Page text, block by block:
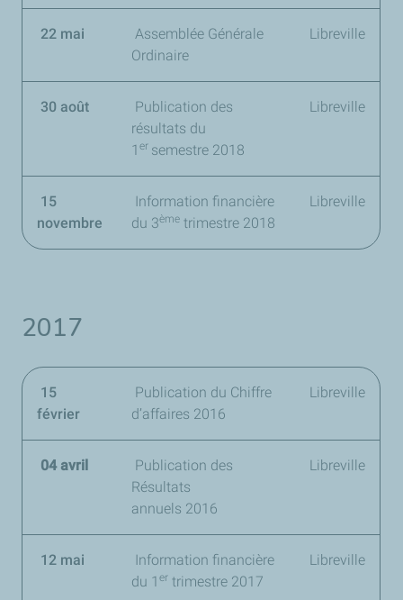
22 mai
Assemblée Générale
Ordinaire
Libreville
30 août
Publication des
résultats du
1 er semestre 2018
Libreville
15
novembre
Information financière
du 3ème trimestre 2018
Libreville
2017
15
février
Publication du Chiffre
d’affaires 2016
Libreville
04 avril
Publication des
Résultats
annuels 2016
Libreville
12 mai
Information financière
du 1 er trimestre 2017
Libreville